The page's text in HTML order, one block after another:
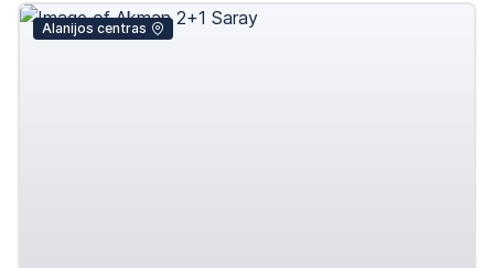
Alanijos centras